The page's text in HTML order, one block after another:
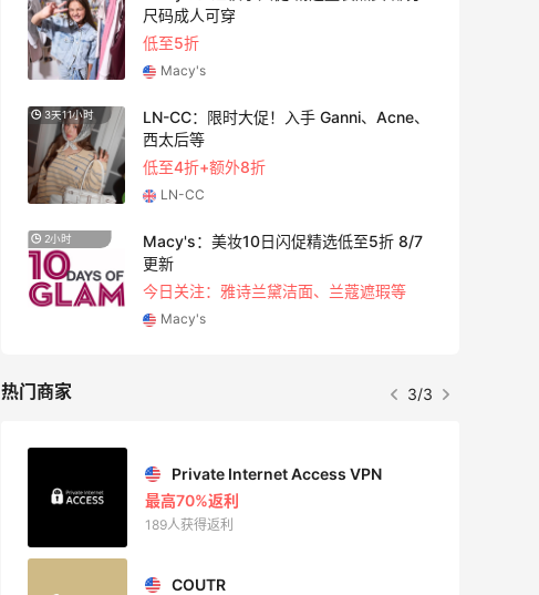
尺码成人可穿
低至5折
Macy's
3天11小时
LN-CC：限时大促！入手 Ganni、Acne、
西太后等
低至4折+额外8折
LN-CC
2小时
Macy's：美妆10日闪促精选低至5折 8/7
更新
今日关注：雅诗兰黛洁面、兰蔻遮瑕等
Macy's
热门商家 3/3
Private Internet Access VPN
最高70%返利
189人获得返利
COUTR